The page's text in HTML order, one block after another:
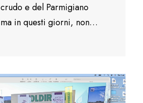
e del Parmigiano
in questi giorni, non…